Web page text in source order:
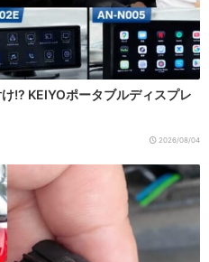
!? KEIYOポータブルディスプレ
2026/08/04